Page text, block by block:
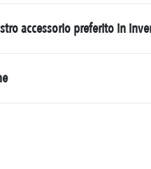
accessorio preferito in